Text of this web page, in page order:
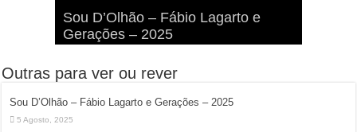
Sou D’Olhão – Fábio Lagarto e
Gerações – 2025
Armona: Música, Comida e
Diversão à Beira-Ria!
Taphani X Benkest: Vídeo Musical
na Ilha da Armona
“Lavar a Loiça” na Ilha dos
Hangares
Quatro Dias Mais Um de Aventura e
Diversão!
Outras para ver ou rever
Sou D’Olhão – Fábio Lagarto e Gerações – 2025
5 Agosto, 2025